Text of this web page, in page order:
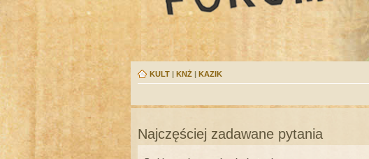
KULT | KNŻ | KAZIK
Najczęściej zadawane pytania